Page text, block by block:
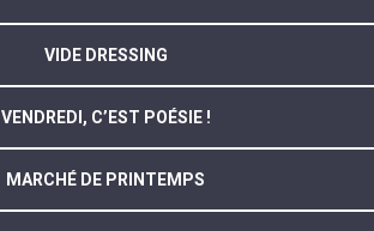
VIDE DRESSING
VENDREDI, C’EST POÉSIE !
MARCHÉ DE PRINTEMPS